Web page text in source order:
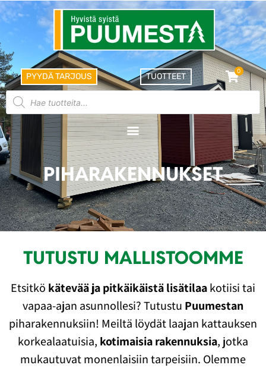
PYYDÄ TARJOUS TUOTTEET
0
PIHARAKENNUKSET
TUTUSTU MALLISTOOMME
Etsitkö kätevää ja pitkäikäistä lisätilaakotiisi tai
vapaa-ajan asunnollesi? Tutustu Puumestan
piharakennuksiin! Meiltä löydät laajan kattauksen
korkealaatuisia, kotimaisia rakennuksia, jotka
mukautuvat monenlaisiin tarpeisiin. Olemme